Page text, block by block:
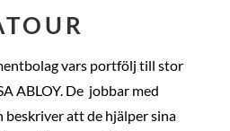
vars portfölj till stor
ABLOY. De jobbar med
beskriver att de hjälper sina